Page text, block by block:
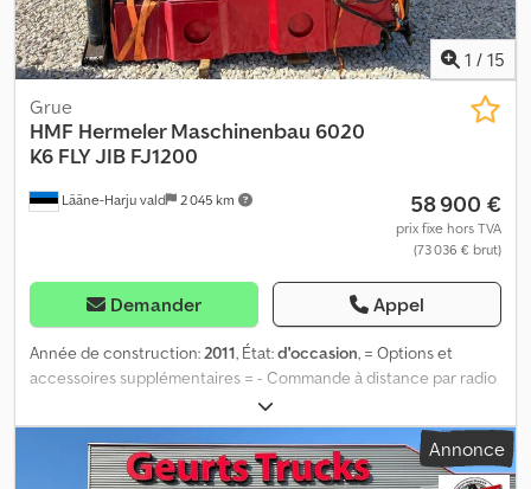
1 / 15
Lääne-Harju vald 2 045 km
Grue
HMF Hermeler Maschinenbau 6020
K6 FLY JIB FJ1200
58 900 €
prix fixe hors TVA
(73 036 € brut)
Demander Appel
Année de construction:2011, État:d'occasion, = Options et
accessoires supplémentaires = - Commande à distance par radio
(commande à distance pour l’attache de la grue) = Remarques =
Portée : 34,0 m Capacité de levage maximale à l’extrémité de la
flèche : 270 kg Informations sur la flèche : FJ1200 Sections de la
flèche principale : 6+6 Dcedpezqdxcofx Ahcsk = Informations
Annonce